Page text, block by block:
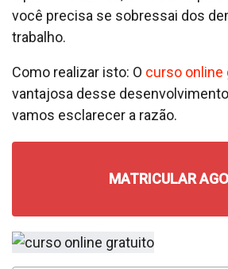
você precisa se sobressai dos
trabalho.
Como realizar isto: O curso online
vantajosa desse
vamos esclarecer a razão.
MATRICULAR